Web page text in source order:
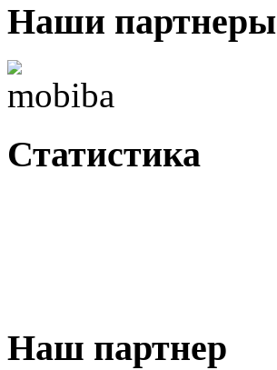
Наши партнеры
Статистика
Наш партнер